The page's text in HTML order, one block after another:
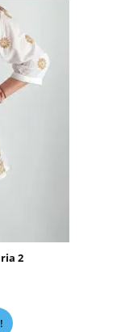
2